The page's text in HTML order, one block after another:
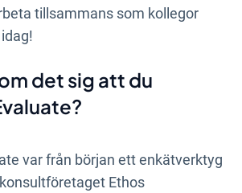
tillsammans som kollegor
det sig att du
var från början ett enkätverktyg
Ethos